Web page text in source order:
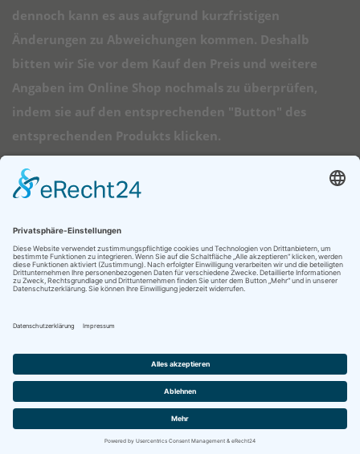
dennoch kann es aus aufgrund kurzfristigen
Änderungen zu Abweichungen kommen. Deshalb
bitten wir Sie vor dem Kauf den Preis und weitere
Angaben im Online Shop nochmals zu überprüfen,
indem sie auf den entsprechenden "Button" des
entsprechenden Produkts klicken.
➠ Direktlinks
Longboard Anfänger
Mini Longboards
Elektro Longboards
© 2026 - Longboard Kauf - Diese Seite läuft mit dem Affiliate Theme